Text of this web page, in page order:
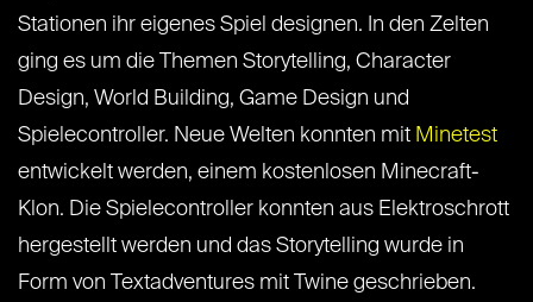
Stationen ihr eigenes Spiel designen. In den Zelten
ging es um die Themen Storytelling, Character
Design, World Building, Game Design und
Spielecontroller. Neue Welten konnten mit Minetest
entwickelt werden, einem kostenlosen Minecraft-
Klon. Die Spielecontroller konnten aus Elektroschrott
hergestellt werden und das Storytelling wurde in
Form von Textadventures mit Twine geschrieben.